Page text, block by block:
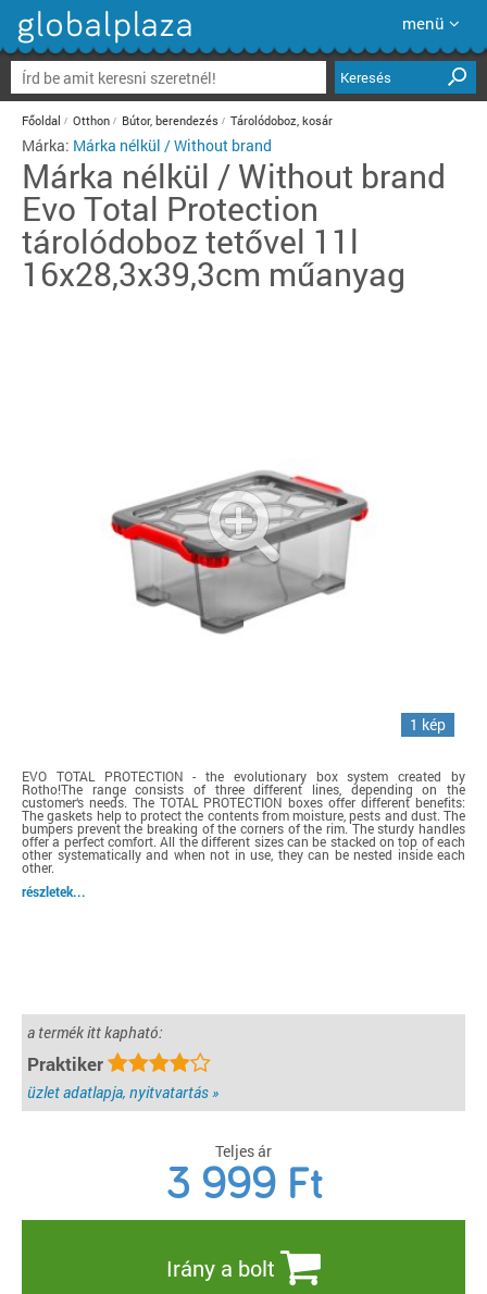
menü
Keresés
Főoldal Otthon Bútor, berendezés Tárolódoboz, kosár
Márka: Márka nélkül / Without brand
Márka nélkül / Without brand
Evo Total Protection
tárolódoboz tetővel 11l
16x28,3x39,3cm műanyag
1 kép
EVO TOTAL PROTECTION - the evolutionary box system created by
Rotho!The range consists of three different lines, depending on the
customer‘s needs. The TOTAL PROTECTION boxes offer different benefits:
The gaskets help to protect the contents from moisture, pests and dust. The
bumpers prevent the breaking of the corners of the rim. The sturdy handles
offer a perfect comfort. All the different sizes can be stacked on top of each
other systematically and when not in use, they can be nested inside each
other.
részletek...
a termék itt kapható:
Praktiker
üzlet adatlapja, nyitvatartás »
Teljes ár
3 999 Ft
Irány a bolt